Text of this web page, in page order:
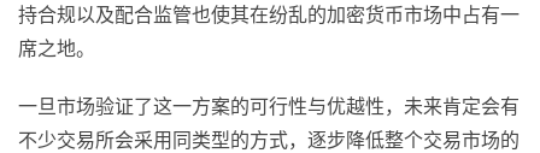
持合规以及配合监管也使其在纷乱的加密货币市场中占有一
席之地。
一旦市场验证了这一方案的可行性与优越性，未来肯定会有
不少交易所会采用同类型的方式，逐步降低整个交易市场的